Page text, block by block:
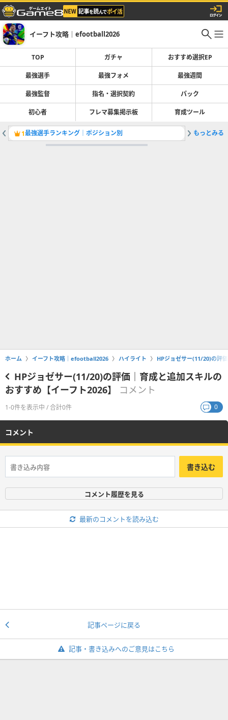
イーフト攻略｜efootball2026
TOP ガチャ おすすめ選択EP
最強選手 最強フォメ 最強週間
最強監督 指名・選択契約 パック
初心者 フレマ募集掲示板 育成ツール
1最強選手ランキング｜ポジション別 2
もっとみる
ホーム イーフト攻略｜efootball2026 ハイライト HPジョゼサー(11/20)の評
HPジョゼサー(11/20)の評価｜育成と追加スキルの
おすすめ【イーフト2026】
コメント
1-0件を表示中 / 合計0件 0
コメント
書き込む
コメント履歴を見る
最新のコメントを読み込む
記事ページに戻る
記事・書き込みへのご意見はこちら